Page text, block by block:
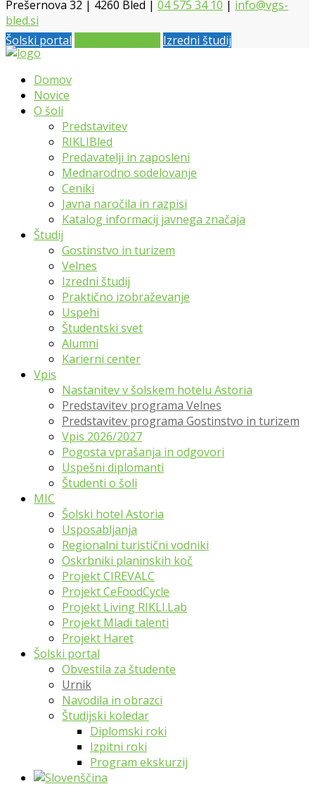
Prešernova 32 | 4260 Bled | 04 575 34 10 | info@vgs-
bled.si
Šolski portal
Izredni študij
Domov
Novice
O šoli
Predstavitev
RIKLIBled
Predavatelji in zaposleni
Mednarodno sodelovanje
Ceniki
Javna naročila in razpisi
Katalog informacij javnega značaja
Študij
Gostinstvo in turizem
Velnes
Izredni študij
Praktično izobraževanje
Uspehi
Študentski svet
Alumni
Karierni center
Vpis
Nastanitev v šolskem hotelu Astoria
Predstavitev programa Velnes
Predstavitev programa Gostinstvo in turizem
Vpis 2026/2027
Pogosta vprašanja in odgovori
Uspešni diplomanti
Študenti o šoli
MIC
Šolski hotel Astoria
Usposabljanja
Regionalni turistični vodniki
Oskrbniki planinskih koč
Projekt CIREVALC
Projekt CeFoodCycle
Projekt Living RIKLI.Lab
Projekt Mladi talenti
Projekt Haret
Šolski portal
Obvestila za študente
Urnik
Navodila in obrazci
Študijski koledar
Diplomski roki
Izpitni roki
Program ekskurzij